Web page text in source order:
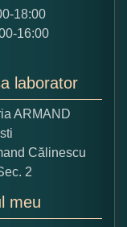
18:00
16:00
laborator
ARMAND
Călinescu
2
meu